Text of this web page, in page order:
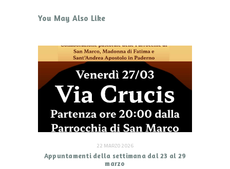
You May Also Like
22 MARZO 2026
Appuntamenti della settimana dal 23 al 29
marzo